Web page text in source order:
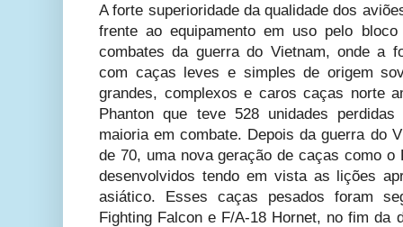
A forte superioridade da qualidade dos
frente ao equipamento em uso pelo
combates da guerra do Vietnam, onde a
com caças leves e simples de origem
grandes, complexos e caros caças norte
Phanton que teve 528 unidades
maioria em combate. Depois da guerra do
de 70, uma nova geração de caças como o
desenvolvidos tendo em vista as lições
asiático. Esses caças pesados foram
Fighting Falcon e F/A-18 Hornet, no fim da